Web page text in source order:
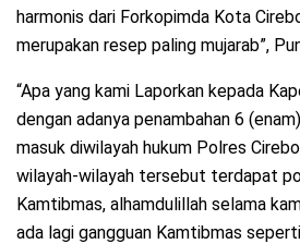
harmonis dari Forkopimda Kota
merupakan resep paling mujarab”,
“Apa yang kami Laporkan kepada
dengan adanya penambahan 6
masuk diwilayah hukum Polres
wilayah-wilayah tersebut terdapat
Kamtibmas, alhamdulillah selama
ada lagi gangguan Kamtibmas